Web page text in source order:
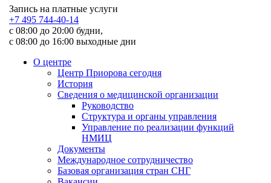
Запись на платные услуги
+7 495 744-40-14
с 08:00 до 20:00 будни,
с 08:00 до 16:00 выходные дни
О центре
Центр Приорова сегодня
История
Сведения о медицинской организации
Руководство
Структура и органы управления
Управление по реализации функций
НМИЦ
Документы
Международное сотрудничество
Базовая организация стран СНГ